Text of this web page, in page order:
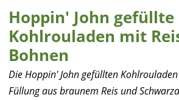
Hoppin' John gefüllte
Kohlrouladen mit
Bohnen
Die Hoppin' John gefüllten
Füllung aus braunem Reis und